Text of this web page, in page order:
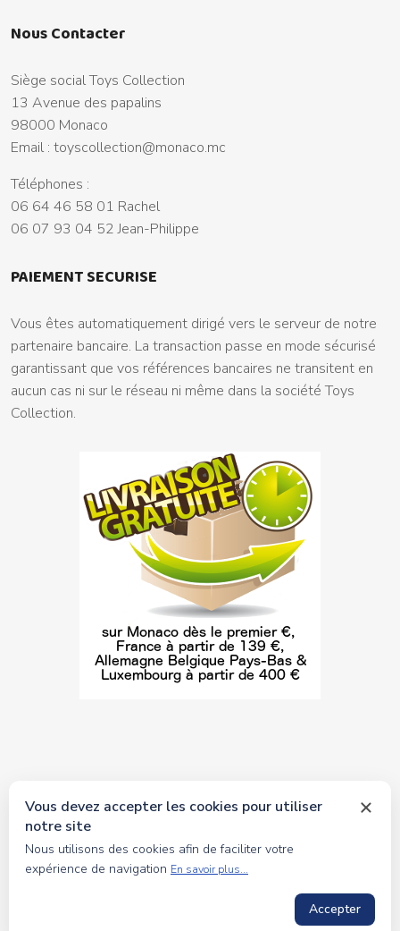
Nous Contacter
Siège social Toys Collection
13 Avenue des papalins
98000 Monaco
Email : toyscollection@monaco.mc
Téléphones :
06 64 46 58 01 Rachel
06 07 93 04 52 Jean-Philippe
PAIEMENT SECURISE
Vous êtes automatiquement dirigé vers le serveur de notre
partenaire bancaire. La transaction passe en mode sécurisé
garantissant que vos références bancaires ne transitent en
aucun cas ni sur le réseau ni même dans la société Toys
Collection.
© 2026 tous droits réservés Toyscollection. Réalisation
oceanesoft.com
Vous devez accepter les cookies pour utiliser
notre site
Nous utilisons des cookies afin de faciliter votre
expérience de navigation En savoir plus...
Accepter